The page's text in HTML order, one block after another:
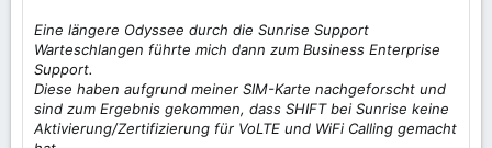
Eine längere Odyssee durch die Sunrise Support
Warteschlangen führte mich dann zum Business Enterprise
Support.
Diese haben aufgrund meiner SIM-Karte nachgeforscht und
sind zum Ergebnis gekommen, dass SHIFT bei Sunrise keine
Aktivierung/Zertifizierung für VoLTE und WiFi Calling gemacht